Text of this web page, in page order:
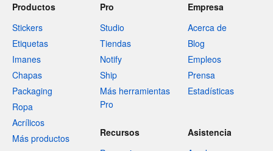
Productos
Stickers
Etiquetas
Imanes
Chapas
Packaging
Ropa
Acrílicos
Más productos
Pro
Studio
Tiendas
Notify
Ship
Más herramientas
Pro
Empresa
Acerca de
Blog
Empleos
Prensa
Estadísticas
Recursos
Asistencia